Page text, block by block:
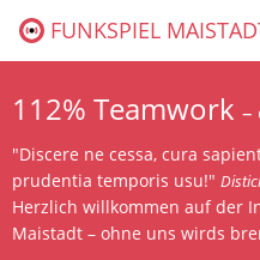
FUNKSPIEL
112% Teamwork –
"Discere ne cessa, cura
prudentia temporis usu!"
Herzlich willkommen auf der
Maistadt – ohne uns wirds